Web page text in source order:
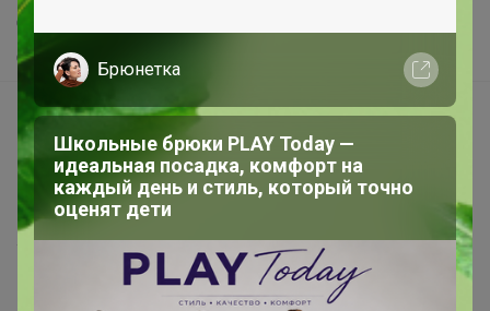
Самое желанное
Самое быстрое
Начать зарабатывать с 24-ok
Picabox.ru - Лучшее место для ваших изображений
Розыгрыш - Генератор случайных чисел
Пульс нашего маркетплейса
Укорачиватель ссылок
Брюнетка
Школьные брюки PLAY Today —
идеальная посадка, комфорт на
каждый день и стиль, который точно
оценят дети